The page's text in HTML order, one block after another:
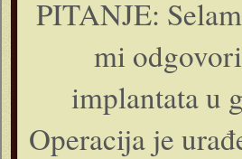
PITANJE:
mi
implantata u
Operacija je